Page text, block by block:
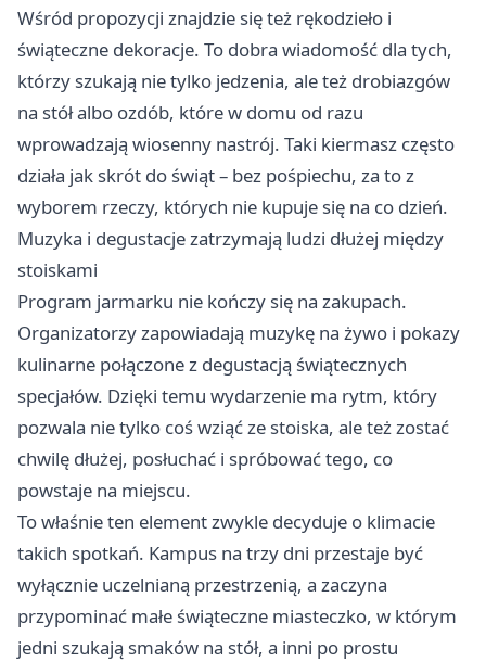
Wśród propozycji znajdzie się też rękodzieło i
świąteczne dekoracje. To dobra wiadomość dla tych,
którzy szukają nie tylko jedzenia, ale też drobiazgów
na stół albo ozdób, które w domu od razu
wprowadzają wiosenny nastrój. Taki kiermasz często
działa jak skrót do świąt – bez pośpiechu, za to z
wyborem rzeczy, których nie kupuje się na co dzień.
Muzyka i degustacje zatrzymają ludzi dłużej między
stoiskami
Program jarmarku nie kończy się na zakupach.
Organizatorzy zapowiadają muzykę na żywo i pokazy
kulinarne połączone z degustacją świątecznych
specjałów. Dzięki temu wydarzenie ma rytm, który
pozwala nie tylko coś wziąć ze stoiska, ale też zostać
chwilę dłużej, posłuchać i spróbować tego, co
powstaje na miejscu.
To właśnie ten element zwykle decyduje o klimacie
takich spotkań. Kampus na trzy dni przestaje być
wyłącznie uczelnianą przestrzenią, a zaczyna
przypominać małe świąteczne miasteczko, w którym
jedni szukają smaków na stół, a inni po prostu